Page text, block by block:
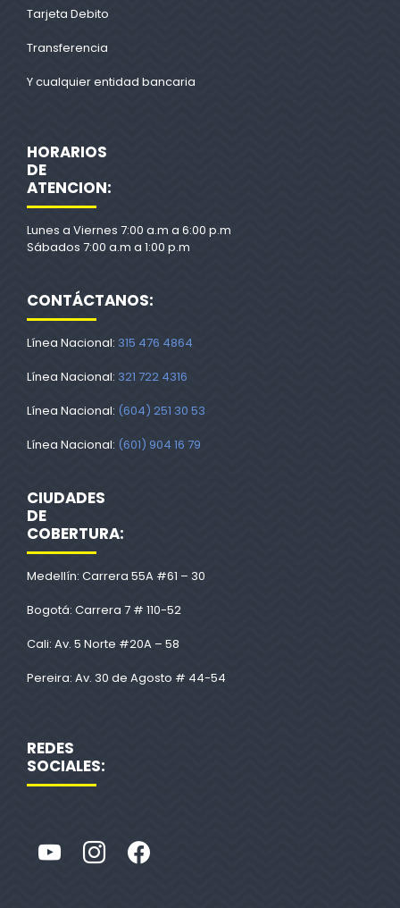
Tarjeta Debito
Transferencia
Y cualquier entidad bancaria
HORARIOS
DE
ATENCION:
Lunes a Viernes 7:00 a.m a 6:00 p.m
Sábados 7:00 a.m a 1:00 p.m
CONTÁCTANOS:
Línea Nacional: 315 476 4864
Línea Nacional: 321 722 4316
Línea Nacional: (604) 251 30 53
Línea Nacional: (601) 904 16 79
CIUDADES
DE
COBERTURA:
Medellín: Carrera 55A #61 – 30
Bogotá: Carrera 7 # 110-52
Cali: Av. 5 Norte #20A – 58
Pereira: Av. 30 de Agosto # 44-54
REDES
SOCIALES: